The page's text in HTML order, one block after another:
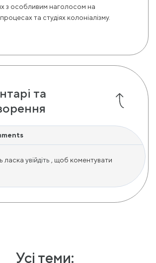
з особливим наголосом на
та студіях колоніалізму.
та
ласка увійдіть , щоб коментувати
Усі теми: